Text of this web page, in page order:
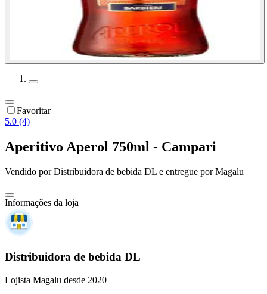
Favoritar
5.0 (4)
Aperitivo Aperol 750ml - Campari
Vendido porDistribuidora de bebida DL e entregue por Magalu
Informações da loja
Distribuidora de bebida DL
Lojista Magalu desde 2020